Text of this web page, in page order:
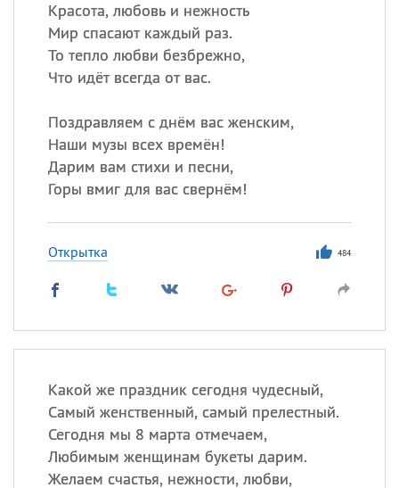
Красота, любовь и нежность
Мир спасают каждый раз.
То тепло любви безбрежно,
Что идёт всегда от вас.
Поздравляем с днём вас женским,
Наши музы всех времён!
Дарим вам стихи и песни,
Горы вмиг для вас свернём!
Открытка 484
Какой же праздник сегодня чудесный,
Самый женственный, самый прелестный.
Сегодня мы 8 марта отмечаем,
Любимым женщинам букеты дарим.
Желаем счастья, нежности, любви,
ИМЕНА
Сегодня празднуют именины
Александр,Макар
Анна
Посмотреть значениеи